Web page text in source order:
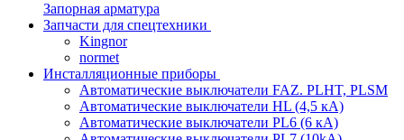
Запорная арматура
Запчасти для спецтехники
Kingnor
normet
Инсталляционные приборы
Автоматические выключатели FAZ. PLHT, PLSM
Автоматические выключатели HL (4,5 кА)
Автоматические выключатели PL6 (6 кА)